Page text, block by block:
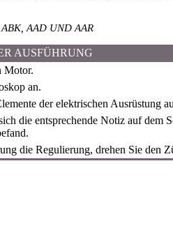
AAD UND AAR
AUSFÜHRUNG
Motor.
an.
der elektrischen Ausrüstung
die entsprechende Notiz auf dem
die Regulierung, drehen Sie den